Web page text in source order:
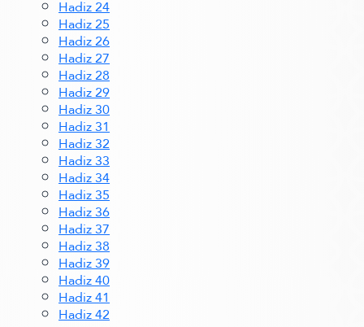
Hadiz 24
Hadiz 25
Hadiz 26
Hadiz 27
Hadiz 28
Hadiz 29
Hadiz 30
Hadiz 31
Hadiz 32
Hadiz 33
Hadiz 34
Hadiz 35
Hadiz 36
Hadiz 37
Hadiz 38
Hadiz 39
Hadiz 40
Hadiz 41
Hadiz 42